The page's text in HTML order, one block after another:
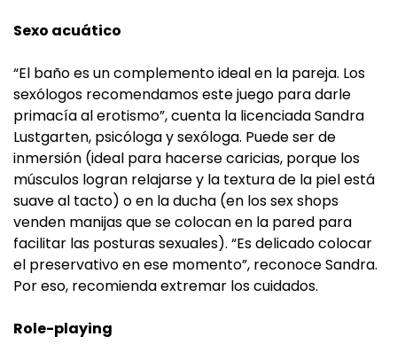
Sexo acuático
“El baño es un complemento ideal en la pareja. Los
sexólogos recomendamos este juego para darle
primacía al erotismo”, cuenta la licenciada Sandra
Lustgarten, psicóloga y sexóloga. Puede ser de
inmersión (ideal para hacerse caricias, porque los
músculos logran relajarse y la textura de la piel está
suave al tacto) o en la ducha (en los sex shops
venden manijas que se colocan en la pared para
facilitar las posturas sexuales). “Es delicado colocar
el preservativo en ese momento”, reconoce Sandra.
Por eso, recomienda extremar los cuidados.
Role-playing